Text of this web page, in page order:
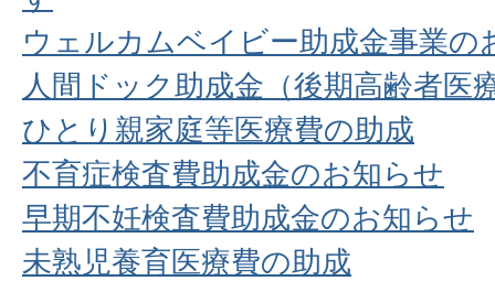
ウェルカムベイビー助成金事業の
人間ドック助成金（後期高齢者医
ひとり親家庭等医療費の助成
不育症検査費助成金のお知らせ
早期不妊検査費助成金のお知らせ
未熟児養育医療費の助成